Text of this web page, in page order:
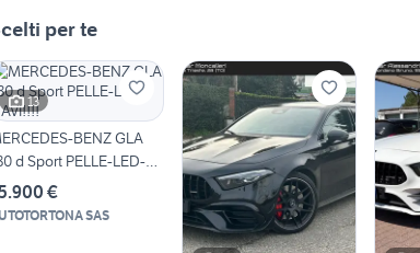
per te
13
BENZ GLA
d Sport PELLE-LED-
€
SAS